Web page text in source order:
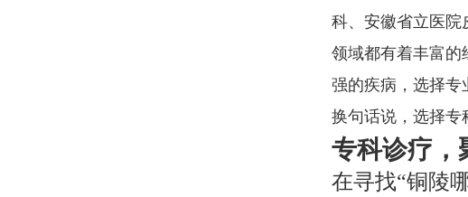
科、安徽省立医院
领域都有着丰富的
强的疾病，选择专
换句话说，选择专
专科诊疗，
在寻找“铜陵